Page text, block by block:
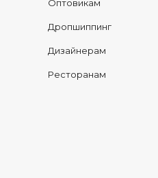
Оптовикам
Дропшиппинг
Дизайнерам
Ресторанам